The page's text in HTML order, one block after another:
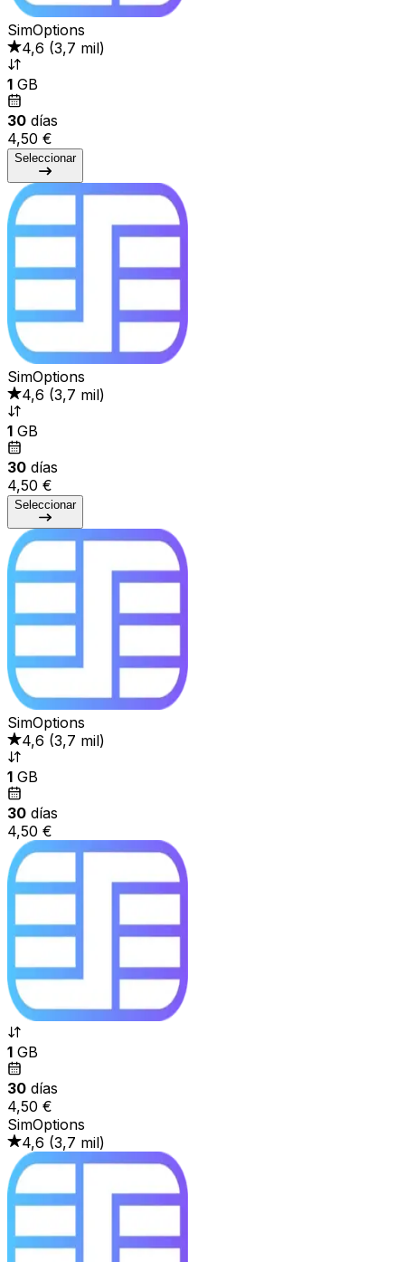
SimOptions
4,6 (3,7 mil)
1 GB
30 días
4,50 €
Seleccionar
SimOptions
4,6 (3,7 mil)
1 GB
30 días
4,50 €
Seleccionar
SimOptions
4,6 (3,7 mil)
1 GB
30 días
4,50 €
1 GB
30 días
4,50 €
SimOptions
4,6 (3,7 mil)